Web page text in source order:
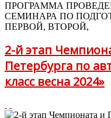
ПРОГРАММА
СЕМИНАРА ПО
ПЕРВОЙ, ВТОРОЙ,
2-й этап
Петербурга по
класс весна 2024»